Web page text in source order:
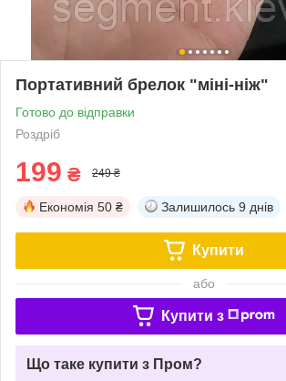
Портативний брелок "міні-ніж"
Готово до відправки
Роздріб
199 ₴ 249 ₴
Економія 50 ₴ Залишилось 9 днів
Купити
або
Купити з
Що таке купити з Пром?